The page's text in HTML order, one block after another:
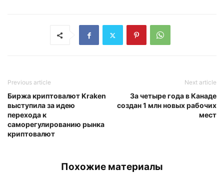
Previous article
Биржа криптовалют Kraken
выступила за идею
перехода к
саморегулированию рынка
криптовалют
Next article
За четыре года в Канаде
создан 1 млн новых рабочих
мест
Похожие материалы